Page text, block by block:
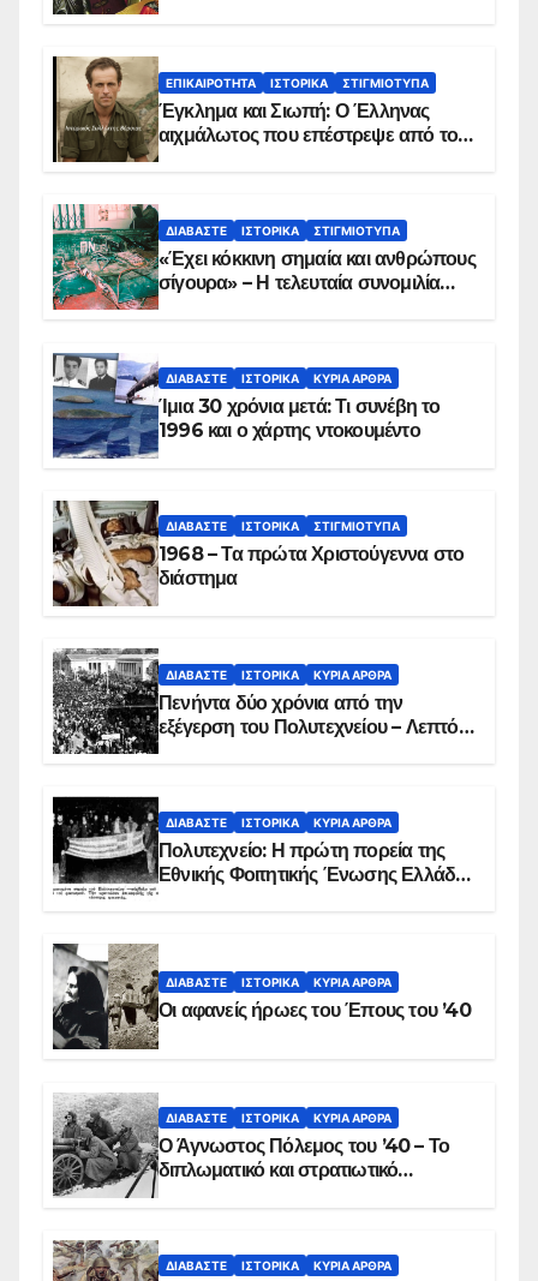
ΕΠΙΚΑΙΡΌΤΗΤΑ ΙΣΤΟΡΙΚΆ ΣΤΙΓΜΙΌΤΥΠΑ
Έγκλημα και Σιωπή: Ο Έλληνας
αιχμάλωτος που επέστρεψε από το
ΔΙΑΒΆΣΤΕ ΙΣΤΟΡΙΚΆ ΣΤΙΓΜΙΌΤΥΠΑ
«Έχει κόκκινη σημαία και ανθρώπους
σίγουρα» – Η τελευταία συνομιλία
ΔΙΑΒΆΣΤΕ ΙΣΤΟΡΙΚΆ ΚΥΡΙΑ ΑΡΘΡΑ
Ίμια 30 χρόνια μετά: Τι συνέβη το
1996 και ο χάρτης ντοκουμέντο
ΔΙΑΒΆΣΤΕ ΙΣΤΟΡΙΚΆ ΣΤΙΓΜΙΌΤΥΠΑ
1968 – Τα πρώτα Χριστούγεννα στο
διάστημα
ΔΙΑΒΆΣΤΕ ΙΣΤΟΡΙΚΆ ΚΥΡΙΑ ΑΡΘΡΑ
Πενήντα δύο χρόνια από την
εξέγερση του Πολυτεχνείου – Λεπτό
ΔΙΑΒΆΣΤΕ ΙΣΤΟΡΙΚΆ ΚΥΡΙΑ ΑΡΘΡΑ
Πολυτεχνείο: Η πρώτη πορεία της
Εθνικής Φοιτητικής Ένωσης Ελλάδος
ΔΙΑΒΆΣΤΕ ΙΣΤΟΡΙΚΆ ΚΥΡΙΑ ΑΡΘΡΑ
Οι αφανείς ήρωες του Έπους του ’40
ΔΙΑΒΆΣΤΕ ΙΣΤΟΡΙΚΆ ΚΥΡΙΑ ΑΡΘΡΑ
Ο Άγνωστος Πόλεμος του ’40 – Το
διπλωματικό και στρατιωτικό
ΔΙΑΒΆΣΤΕ ΙΣΤΟΡΙΚΆ ΚΥΡΙΑ ΑΡΘΡΑ